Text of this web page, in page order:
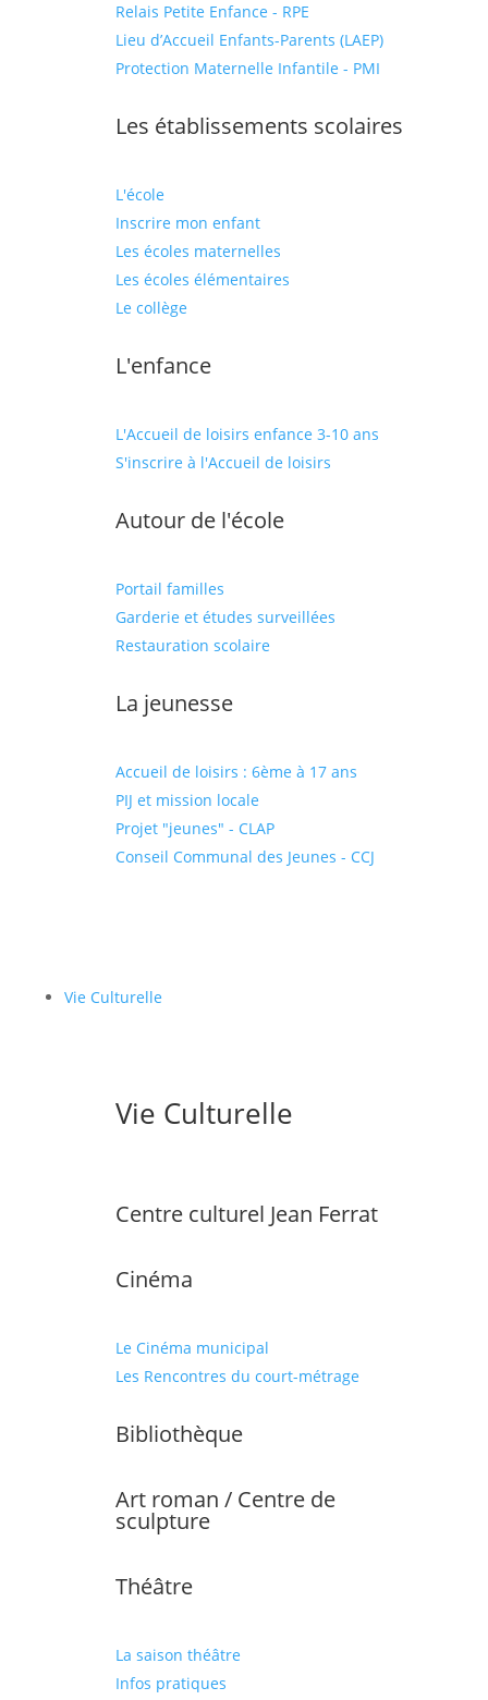
Relais Petite Enfance - RPE
Lieu d’Accueil Enfants-Parents (LAEP)
Protection Maternelle Infantile - PMI
Les établissements scolaires
L'école
Inscrire mon enfant
Les écoles maternelles
Les écoles élémentaires
Le collège
L'enfance
L'Accueil de loisirs enfance 3-10 ans
S'inscrire à l'Accueil de loisirs
Autour de l'école
Portail familles
Garderie et études surveillées
Restauration scolaire
La jeunesse
Accueil de loisirs : 6ème à 17 ans
PIJ et mission locale
Projet "jeunes" - CLAP
Conseil Communal des Jeunes - CCJ
Vie Culturelle
Vie Culturelle
Centre culturel Jean Ferrat
Cinéma
Le Cinéma municipal
Les Rencontres du court-métrage
Bibliothèque
Art roman / Centre de
sculpture
Théâtre
La saison théâtre
Infos pratiques